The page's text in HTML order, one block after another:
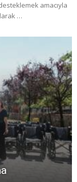
amacıyla
…